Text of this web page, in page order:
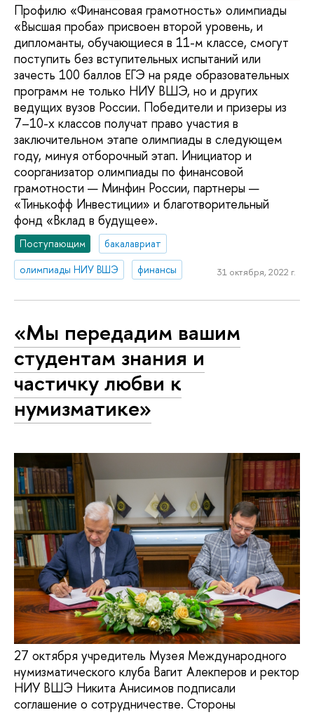
Профилю «Финансовая грамотность» олимпиады
«Высшая проба» присвоен второй уровень, и
дипломанты, обучающиеся в 11-м классе, смогут
поступить без вступительных испытаний или
зачесть 100 баллов ЕГЭ на ряде образовательных
программ не только НИУ ВШЭ, но и других
ведущих вузов России. Победители и призеры из
7–10-х классов получат право участия в
заключительном этапе олимпиады в следующем
году, минуя отборочный этап. Инициатор и
соорганизатор олимпиады по финансовой
грамотности — Минфин России, партнеры —
«Тинькофф Инвестиции» и благотворительный
фонд «Вклад в будущее».
Поступающим
бакалавриат
олимпиады НИУ ВШЭ
финансы 31 октября, 2022 г.
«Мы передадим вашим
студентам знания и
частичку любви к
нумизматике»
27 октября учредитель Музея Международного
нумизматического клуба Вагит Алекперов и ректор
НИУ ВШЭ Никита Анисимов подписали
соглашение о сотрудничестве. Стороны